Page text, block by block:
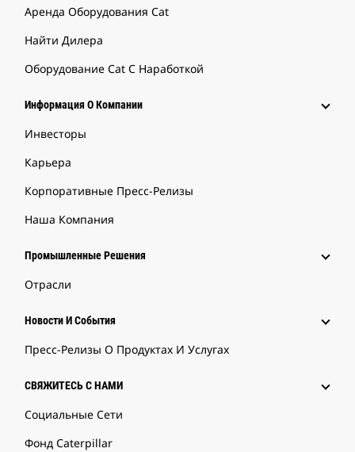
Аренда Оборудования Cat
Найти Дилера
Оборудование Cat С Наработкой
Информация О Компании
Инвесторы
Карьера
Корпоративные Пресс-Релизы
Наша Компания
Промышленные Решения
Отрасли
Новости И События
Пресс-Релизы О Продуктах И Услугах
СВЯЖИТЕСЬ С НАМИ
Социальные Сети
Фонд Caterpillar